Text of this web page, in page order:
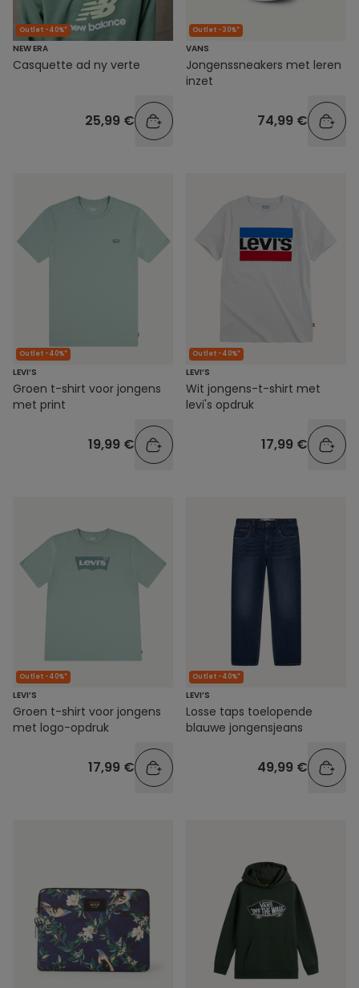
Outlet -40%*
NEW ERA
Casquette ad ny verte
25,99 €
Outlet -30%*
VANS
Jongenssneakers met leren
inzet
74,99 €
Outlet -40%*
LEVI’S
Groen t-shirt voor jongens
met print
19,99 €
Outlet -40%*
LEVI’S
Wit jongens-t-shirt met
levi's opdruk
17,99 €
Outlet -40%*
LEVI’S
Groen t-shirt voor jongens
met logo-opdruk
17,99 €
Outlet -40%*
LEVI’S
Losse taps toelopende
blauwe jongensjeans
49,99 €